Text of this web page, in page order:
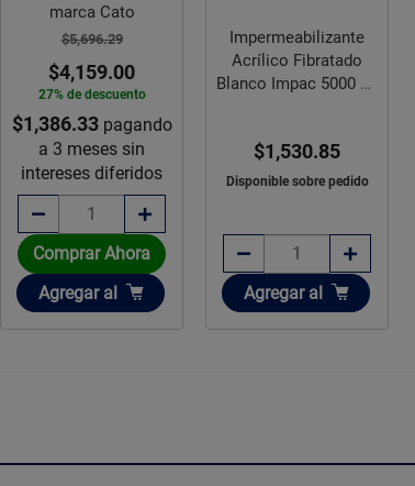
marca Cato
$5,696.29
$4,159.00
27% de descuento
$1,386.33pagando
a 3 meses sin
intereses diferidos
Comprar Ahora
Añadir
Agregar al
Impermeabilizante
Acrílico Fibratado
Blanco Impac 5000 19
$1,530.85
Disponible sobre pedido
Añadir
Agregar al